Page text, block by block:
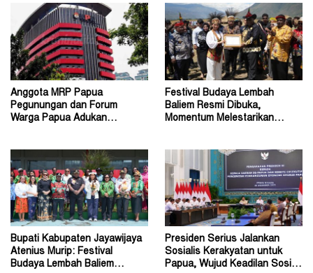
Anggota MRP Papua
Pegunungan dan Forum
Warga Papua Adukan
Festival Budaya Lembah
Baliem Resmi Dibuka,
Momentum Melestarikan
Bupati Kabupaten Jayawijaya
Atenius Murip: Festival
Budaya Lembah Baliem
Presiden Serius Jalankan
Sosialis Kerakyatan untuk
Papua, Wujud Keadilan Sosial